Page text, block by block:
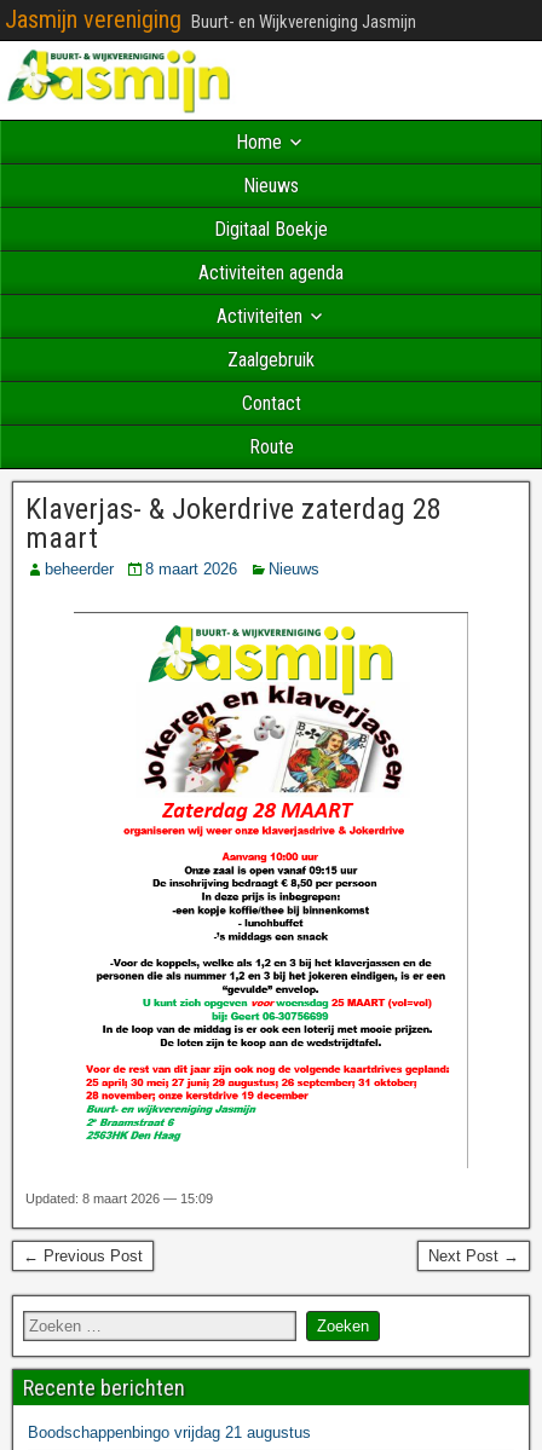
Jasmijn vereniging Buurt- en Wijkvereniging Jasmijn
Home
Nieuws
Digitaal Boekje
Activiteiten agenda
Activiteiten
Zaalgebruik
Contact
Route
Klaverjas- & Jokerdrive zaterdag 28
maart
beheerder 8 maart 2026 Nieuws
Updated: 8 maart 2026 — 15:09
← Previous Post Next Post →
Recente berichten
Boodschappenbingo vrijdag 21 augustus